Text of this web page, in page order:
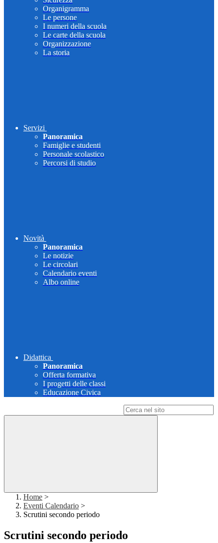
Organigramma
Le persone
I numeri della scuola
Le carte della scuola
Organizzazione
La storia
Servizi
Panoramica
Famiglie e studenti
Personale scolastico
Percorsi di studio
Novità
Panoramica
Le notizie
Le circolari
Calendario eventi
Albo online
Didattica
Panoramica
Offerta formativa
I progetti delle classi
Educazione Civica
Home >
Eventi Calendario >
Scrutini secondo periodo
Scrutini secondo periodo